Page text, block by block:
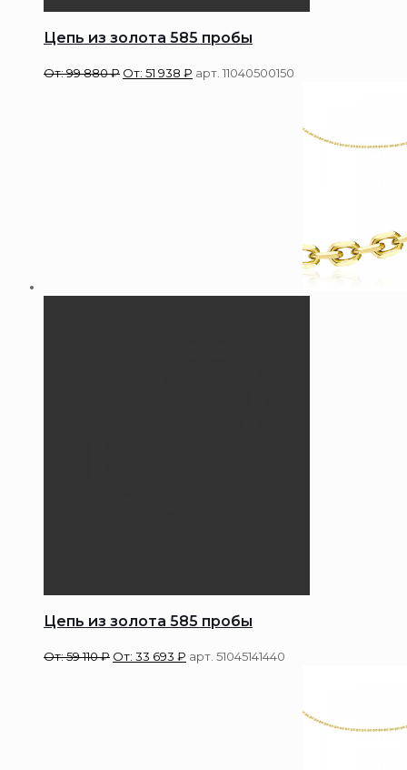
Цепь из золота 585 пробы
От:99 880₽ От: 51 938 ₽ арт. 11040500150
Цепь из золота 585 пробы
От:59 110₽ От: 33 693 ₽ арт. 51045141440